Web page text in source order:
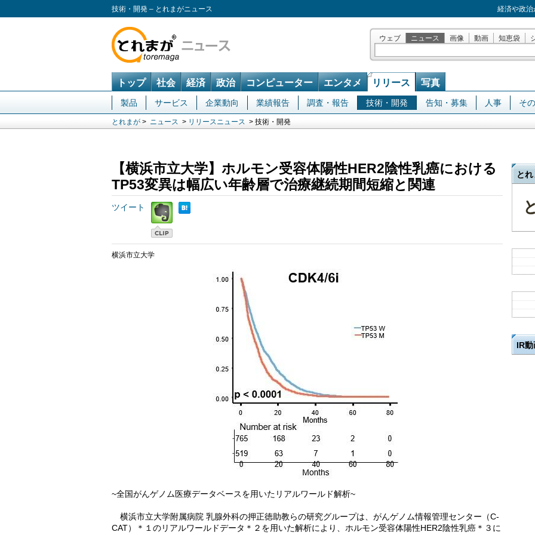
技術・開発 – とれまがニュース 経済や政
ウェブ ニュース 画像 動画 知恵袋
トップ 社会 経済 政治 コンピューター エンタメ リリース 写真
製品 サービス 企業動向 業績報告 調査・報告 技術・開発 告知・募集 人事 そ
とれまが > ニュース > リリースニュース > 技術・開発
【横浜市立大学】ホルモン受容体陽性HER2陰性乳癌における
TP53変異は幅広い年齢層で治療継続期間短縮と関連
ツイート
横浜市立大学
~全国がんゲノム医療データベースを用いたリアルワールド解析~
横浜市立大学附属病院 乳腺外科の押正徳助教らの研究グループは、がんゲノム情報管理センター（C-
CAT）＊１のリアルワールドデータ＊２を用いた解析により、ホルモン受容体陽性HER2陰性乳癌＊３に
とれ
IR動